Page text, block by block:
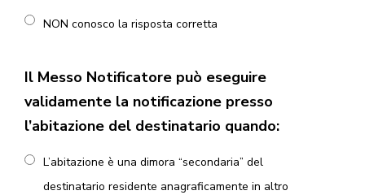
NON conosco la risposta corretta
Il Messo Notificatore può eseguire
validamente la notificazione presso
l’abitazione del destinatario quando:
L’abitazione è una dimora “secondaria” del
destinatario residente anagraficamente in altro